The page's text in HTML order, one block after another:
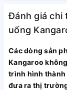
Đánh giá chi
uống
Các dòng sản
Kangaroo
trình hình thành
đưa ra thị